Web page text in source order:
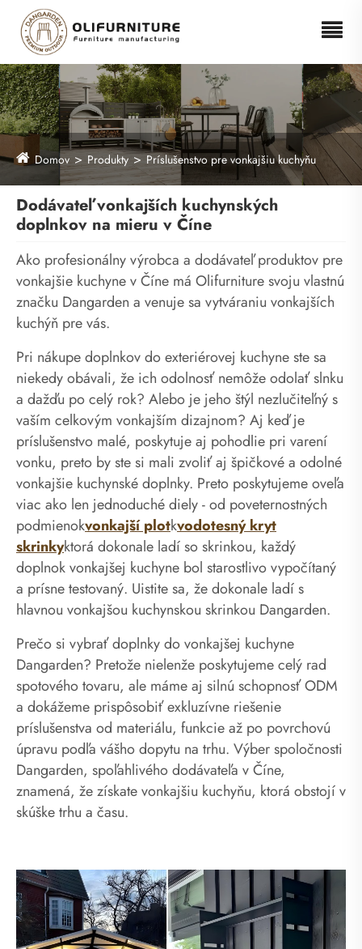
Domov Produkty Príslušenstvo pre vonkajšiu kuchyňu
Dodávateľ vonkajších kuchynských
doplnkov na mieru v Číne
Ako profesionálny výrobca a dodávateľ produktov pre
vonkajšie kuchyne v Číne má Olifurniture svoju vlastnú
značku Dangarden a venuje sa vytváraniu vonkajších
kuchýň pre vás.
Pri nákupe doplnkov do exteriérovej kuchyne ste sa
niekedy obávali, že ich odolnosť nemôže odolať slnku
a dažďu po celý rok? Alebo je jeho štýl nezlučiteľný s
vaším celkovým vonkajším dizajnom? Aj keď je
príslušenstvo malé, poskytuje aj pohodlie pri varení
vonku, preto by ste si mali zvoliť aj špičkové a odolné
vonkajšie kuchynské doplnky. Preto poskytujeme oveľa
viac ako len jednoduché diely - od poveternostných
podmienokvonkajší plotkvodotesný kryt
skrinkyktorá dokonale ladí so skrinkou, každý
doplnok vonkajšej kuchyne bol starostlivo vypočítaný
a prísne testovaný. Uistite sa, že dokonale ladí s
hlavnou vonkajšou kuchynskou skrinkou Dangarden.
Prečo si vybrať doplnky do vonkajšej kuchyne
Dangarden? Pretože nielenže poskytujeme celý rad
spotového tovaru, ale máme aj silnú schopnosť ODM
a dokážeme prispôsobiť exkluzívne riešenie
príslušenstva od materiálu, funkcie až po povrchovú
úpravu podľa vášho dopytu na trhu. Výber spoločnosti
Dangarden, spoľahlivého dodávateľa v Číne,
znamená, že získate vonkajšiu kuchyňu, ktorá obstojí v
skúške trhu a času.